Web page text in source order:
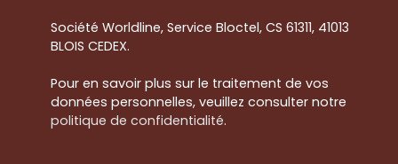
Société Worldline, Service Bloctel, CS 61311, 41013
BLOIS CEDEX.
Pour en savoir plus sur le traitement de vos
données personnelles, veuillez consulter notre
politique de confidentialité.